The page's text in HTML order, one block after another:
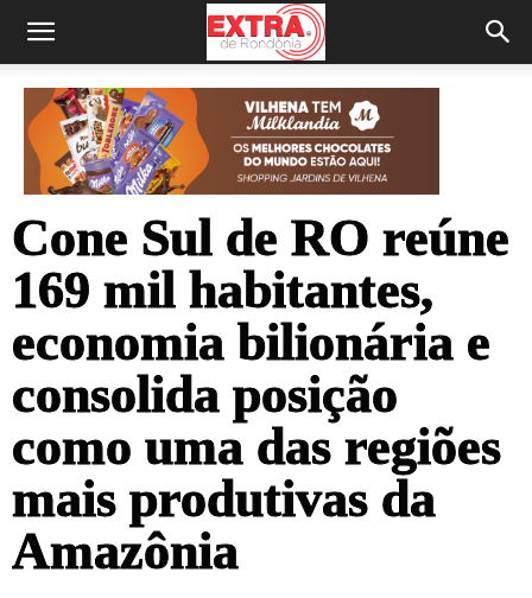
Cone Sul de RO reúne
169 mil habitantes,
economia bilionária e
consolida posição
como uma das regiões
mais produtivas da
Amazônia